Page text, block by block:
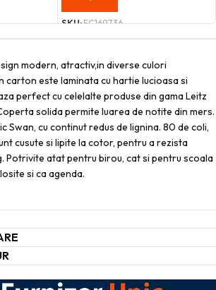
SKU:FC169736
modern, atractiv,in diverse culori
carton este laminata cu hartie lucioasa si
perfect cu celelalte produse din gama Leitz
solida permite luarea de notite din mers.
Swan, cu continut redus de lignina. 80 de coli,
cusute si lipite la cotor, pentru a rezista
Potrivite atat pentru birou, cat si pentru scoala
si ca agenda.